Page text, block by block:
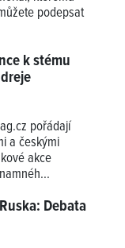
podepsat
k stému
pořádají
a českými
akce
Debata